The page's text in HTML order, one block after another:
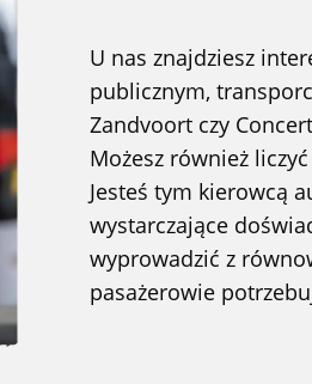
U nas znajdziesz
publicznym,
Zandvoort czy
Możesz również
Jesteś tym kierowcą
wystarczające
wyprowadzić z
pasażerowie